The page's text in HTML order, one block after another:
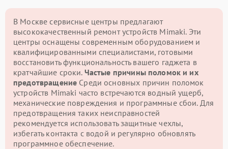
В Москве сервисные центры предлагают
высококачественный ремонт устройств Mimaki. Эти
центры оснащены современным оборудованием и
квалифицированными специалистами, готовыми
восстановить функциональность вашего гаджета в
кратчайшие сроки. Частые причины поломок и их
предотвращение Среди основных причин поломок
устройств Mimaki часто встречаются водный ущерб,
механические повреждения и программные сбои. Для
предотвращения таких неисправностей
рекомендуется использовать защитные чехлы,
избегать контакта с водой и регулярно обновлять
программное обеспечение.